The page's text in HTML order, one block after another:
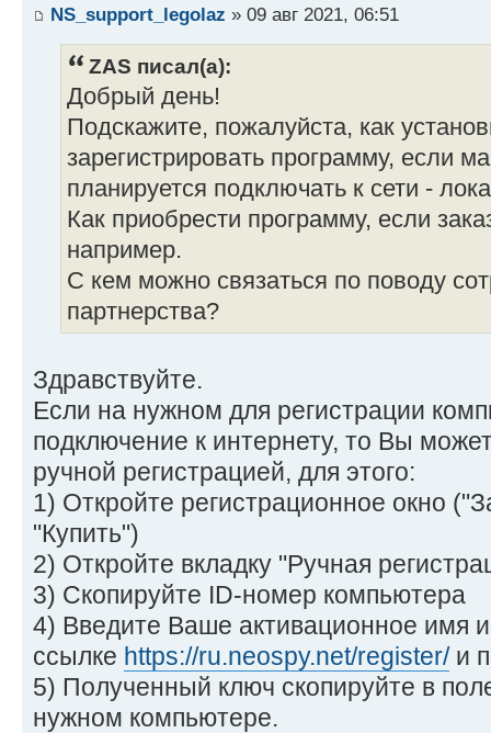
NS_support_legolaz » 09 авг 2021, 06:51
ZAS писал(а):
Добрый день!
Подскажите, пожалуйста, как
зарегистрировать программу, если
планируется подключать к сети -
Как приобрести программу, если
например.
С кем можно связаться по поводу
партнерства?
Здравствуйте.
Если на нужном для регистрации
подключение к интернету, то Вы
ручной регистрацией, для этого:
1) Откройте регистрационное окно
"Купить")
2) Откройте вкладку "Ручная
3) Скопируйте ID-номер компьютера
4) Введите Ваше активационное имя
ссылке https://ru.neospy.net/register/и
5) Полученный ключ скопируйте в
нужном компьютере.